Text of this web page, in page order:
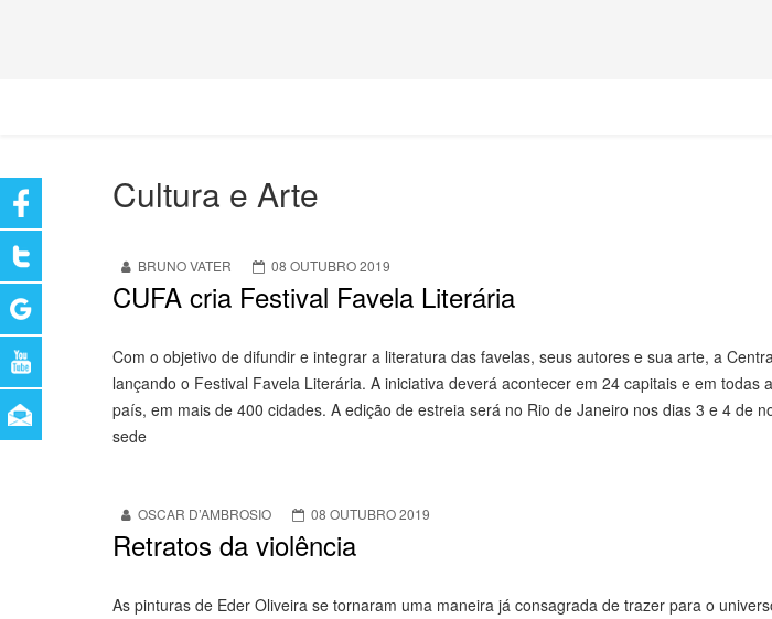
Cultura e Arte
BRUNO VATER 08 OUTUBRO 2019
CUFA cria Festival Favela Literária
Com o objetivo de difundir e integrar a literatura das favelas, seus autores e sua arte, a
lançando o Festival Favela Literária. A iniciativa deverá acontecer em 24 capitais e em todas
país, em mais de 400 cidades. A edição de estreia será no Rio de Janeiro nos dias 3 e 4 de
sede
OSCAR D’AMBROSIO 08 OUTUBRO 2019
Retratos da violência
As pinturas de Eder Oliveira se tornaram uma maneira já consagrada de trazer para o